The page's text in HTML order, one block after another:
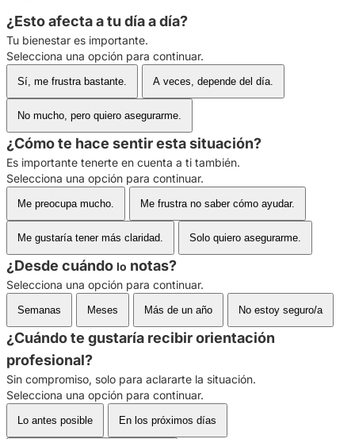
¿Esto afecta a tu día a día?
Tu bienestar es importante.
Selecciona una opción para continuar.
Sí, me frustra bastante. A veces, depende del día.
No mucho, pero quiero asegurarme.
¿Cómo te hace sentir esta situación?
Es importante tenerte en cuenta a ti también.
Selecciona una opción para continuar.
Me preocupa mucho. Me frustra no saber cómo ayudar.
Me gustaría tener más claridad. Solo quiero asegurarme.
¿Desde cuándo lo notas?
Selecciona una opción para continuar.
Semanas Meses Más de un año No estoy seguro/a
¿Cuándo te gustaría recibir orientación
profesional?
Sin compromiso, solo para aclararte la situación.
Selecciona una opción para continuar.
Lo antes posible En los próximos días